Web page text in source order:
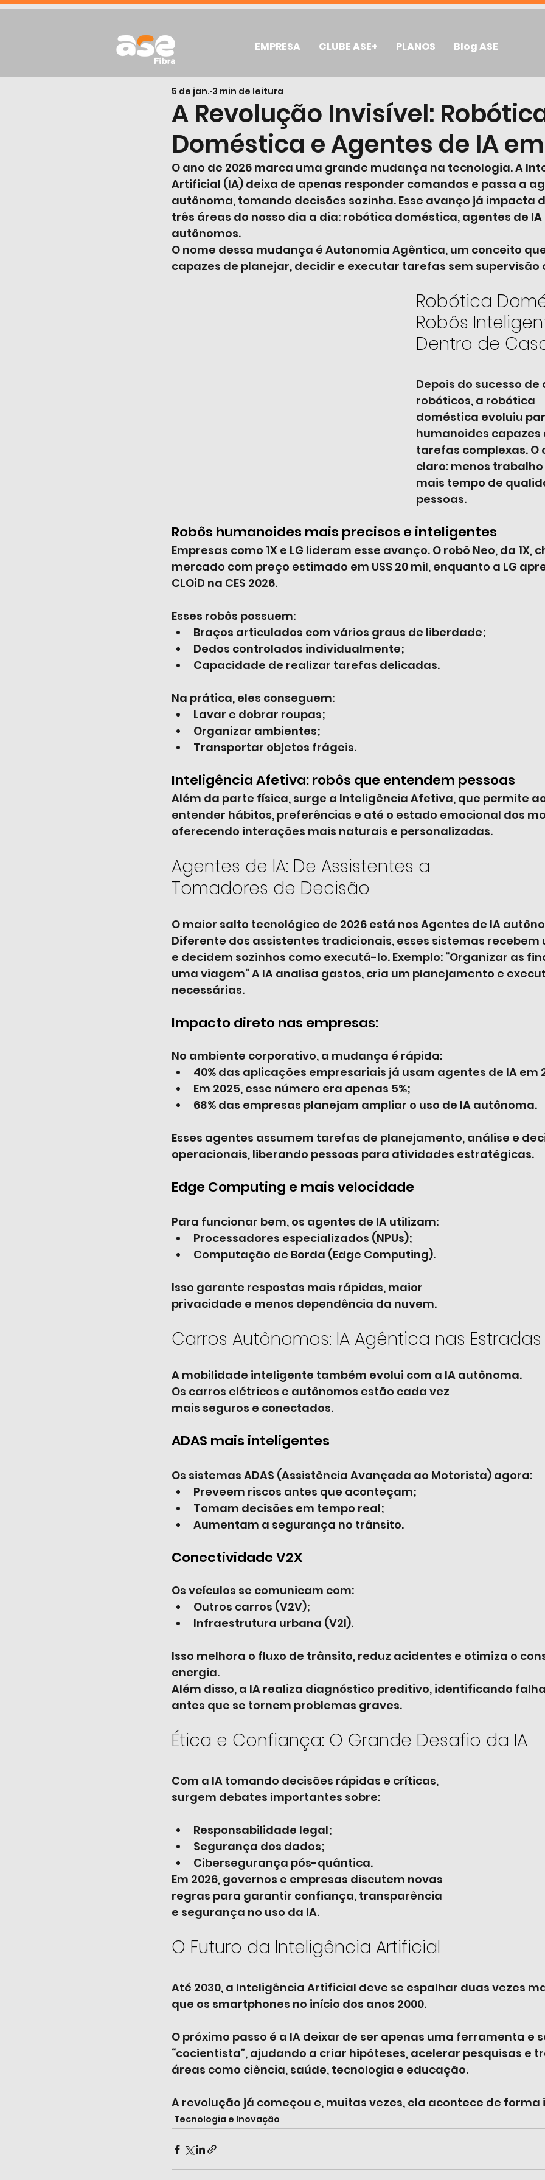
EMPRESA CLUBE ASE+ PLANOS Blog ASE
A Revolução Invisível:
Doméstica e Agentes de IA
5 de jan. 3 min de leitura
O ano de 2026 marca uma grande mudança na tecnologia. A
Artificial (IA) deixa de apenas responder comandos e passa a
autônoma, tomando decisões sozinha. Esse avanço já impacta
três áreas do nosso dia a dia: robótica doméstica, agentes de IA
autônomos.
O nome dessa mudança é Autonomia Agêntica, um conceito
capazes de planejar, decidir e executar tarefas sem supervisão
Robótica
Robôs
Dentro de
Depois do sucesso
robóticos, a robótica
doméstica evoluiu
humanoides capazes
tarefas complexas. O
claro: menos
mais tempo de
pessoas.
Robôs humanoides mais precisos e inteligentes
Empresas como 1X e LG lideram esse avanço. O robô Neo, da 1X,
mercado com preço estimado em US$ 20 mil, enquanto a LG
CLOiD na CES 2026.
Esses robôs possuem:
Braços articulados com vários graus de liberdade;
Dedos controlados individualmente;
Capacidade de realizar tarefas delicadas.
Na prática, eles conseguem:
Lavar e dobrar roupas;
Organizar ambientes;
Transportar objetos frágeis.
Inteligência Afetiva: robôs que entendem pessoas
Além da parte física, surge a Inteligência Afetiva, que permite
entender hábitos, preferências e até o estado emocional dos
oferecendo interações mais naturais e personalizadas.
Agentes de IA: De Assistentes a
Tomadores de Decisão
O maior salto tecnológico de 2026 está nos Agentes de IA
Diferente dos assistentes tradicionais, esses sistemas recebem
e decidem sozinhos como executá-lo. Exemplo: “Organizar as
uma viagem” A IA analisa gastos, cria um planejamento e
necessárias.
Impacto direto nas empresas:
No ambiente corporativo, a mudança é rápida:
40% das aplicações empresariais já usam agentes de IA em
Em 2025, esse número era apenas 5%;
68% das empresas planejam ampliar o uso de IA autônoma.
Esses agentes assumem tarefas de planejamento, análise e
operacionais, liberando pessoas para atividades estratégicas.
Edge Computing e mais velocidade
Para funcionar bem, os agentes de IA utilizam:
Processadores especializados (NPUs);
Computação de Borda (Edge Computing).
Isso garante respostas mais rápidas, maior
privacidade e menos dependência da nuvem.
Carros Autônomos: IA Agêntica nas Estradas
A mobilidade inteligente também evolui com a IA autônoma.
Os carros elétricos e autônomos estão cada vez
mais seguros e conectados.
ADAS mais inteligentes
Os sistemas ADAS (Assistência Avançada ao Motorista) agora:
Preveem riscos antes que aconteçam;
Tomam decisões em tempo real;
Aumentam a segurança no trânsito.
Conectividade V2X
Os veículos se comunicam com:
Outros carros (V2V);
Infraestrutura urbana (V2I).
Isso melhora o fluxo de trânsito, reduz acidentes e otimiza o
energia.
Além disso, a IA realiza diagnóstico preditivo, identificando
antes que se tornem problemas graves.
Ética e Confiança: O Grande Desafio da IA
Com a IA tomando decisões rápidas e críticas,
surgem debates importantes sobre:
Responsabilidade legal;
Segurança dos dados;
Cibersegurança pós-quântica.
Em 2026, governos e empresas discutem novas
regras para garantir confiança, transparência
e segurança no uso da IA.
O Futuro da Inteligência Artificial
Até 2030, a Inteligência Artificial deve se espalhar duas vezes
que os smartphones no início dos anos 2000.
O próximo passo é a IA deixar de ser apenas uma ferramenta e
“cocientista”, ajudando a criar hipóteses, acelerar pesquisas e
áreas como ciência, saúde, tecnologia e educação.
A revolução já começou e, muitas vezes, ela acontece de forma
Tecnologia e Inovação